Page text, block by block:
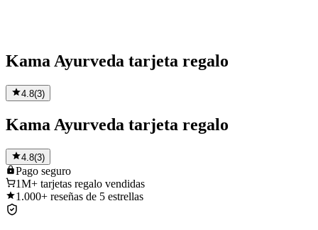
Kama Ayurveda tarjeta regalo
4.8(3)
Kama Ayurveda tarjeta regalo
4.8(3)
Pago seguro
1M+ tarjetas regalo vendidas
1.000+ reseñas de 5 estrellas